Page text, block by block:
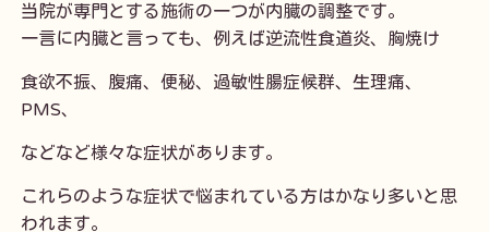
当院が専門とする施術の一つが内臓の調整です。
一言に内臓と言っても、例えば逆流性食道炎、胸焼け
食欲不振、腹痛、便秘、過敏性腸症候群、生理痛、
PMS、
などなど様々な症状があります。
これらのような症状で悩まれている方はかなり多いと思
われます。